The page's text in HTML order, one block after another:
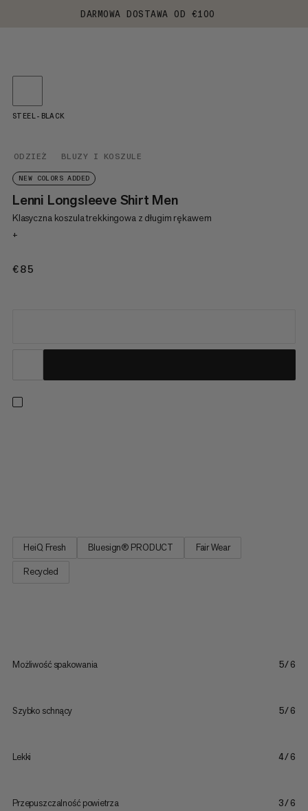
DARMOWA DOSTAWA OD €100
ODZIEŻ BLUZY I KOSZULE
NEW COLORS ADDED
Lenni Longsleeve Shirt Men
Klasyczna koszula trekkingowa z długim rękawem
+
€85
STEEL-BLACK
HeiQ Fresh Bluesign® PRODUCT Fair Wear
Recycled
Możliwość spakowania 5/6
Szybko schnący 5/6
Lekki 4/6
Przepuszczalność powietrza 3/6